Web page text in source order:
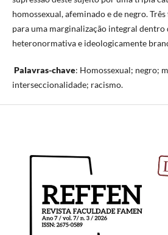
homossexual, afeminado e de negro.
para uma marginalização integral dentro
heteronormativa e ideologicamente
Palavras-chave: Homossexual; negro;
interseccionalidade; racismo.